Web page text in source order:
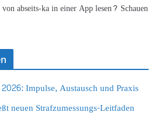
abseits-ka in einer App lesen? Schauen
Impulse, Austausch und Praxis
neuen Strafzumessungs-Leitfaden